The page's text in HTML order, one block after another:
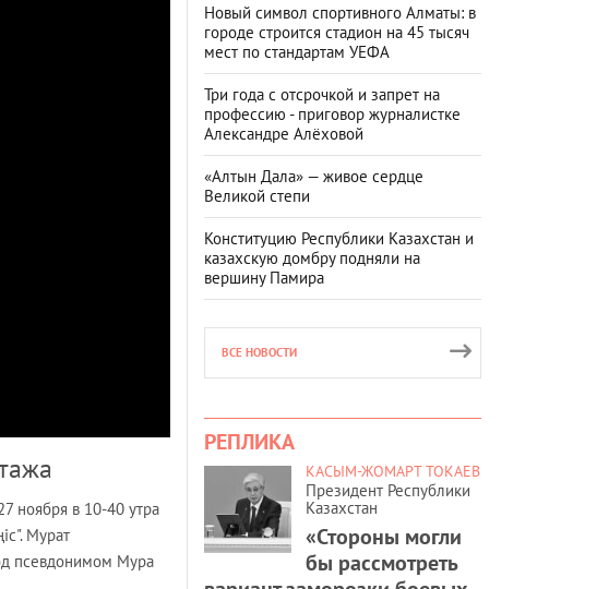
ноября в 10-40 утра
Мурат
псевдонимом Мура
Новый символ спортивного Алматы: в
городе строится стадион на 45 тысяч
мест по стандартам УЕФА
Три года с отсрочкой и запрет на
профессию - приговор журналистке
Александре Алёховой
«Алтын Дала» — живое сердце
Великой степи
Конституцию Республики Казахстан и
казахскую домбру подняли на
вершину Памира
ВСЕ НОВОСТИ
РЕПЛИКА
КАСЫМ-ЖОМАРТ ТОКАЕВ
Президент Республики
Казахстан
«Стороны могли
бы рассмотреть